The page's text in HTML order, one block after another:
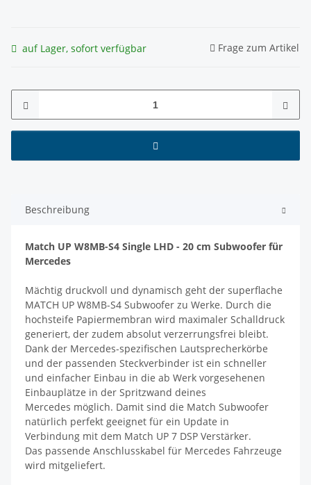
auf Lager, sofort verfügbar Frage zum Artikel
Beschreibung
Match UP W8MB-S4 Single LHD - 20 cm Subwoofer für
Mercedes
Mächtig druckvoll und dynamisch geht der superflache
MATCH UP W8MB-S4 Subwoofer zu Werke. Durch die
hochsteife Papiermembran wird maximaler Schalldruck
generiert, der zudem absolut verzerrungsfrei bleibt.
Dank der Mercedes-spezifischen Lautsprecherkörbe
und der passenden Steckverbinder ist ein schneller
und einfacher Einbau in die ab Werk vorgesehenen
Einbauplätze in der Spritzwand deines
Mercedes möglich. Damit sind die Match Subwoofer
natürlich perfekt geeignet für ein Update in
Verbindung mit dem Match UP 7 DSP Verstärker.
Das passende Anschlusskabel für Mercedes Fahrzeuge
wird mitgeliefert.